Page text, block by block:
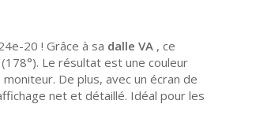
20 ! Grâce à sa dalle VA , ce
Le résultat est une couleur
De plus, avec un écran de
net et détaillé. Idéal pour les